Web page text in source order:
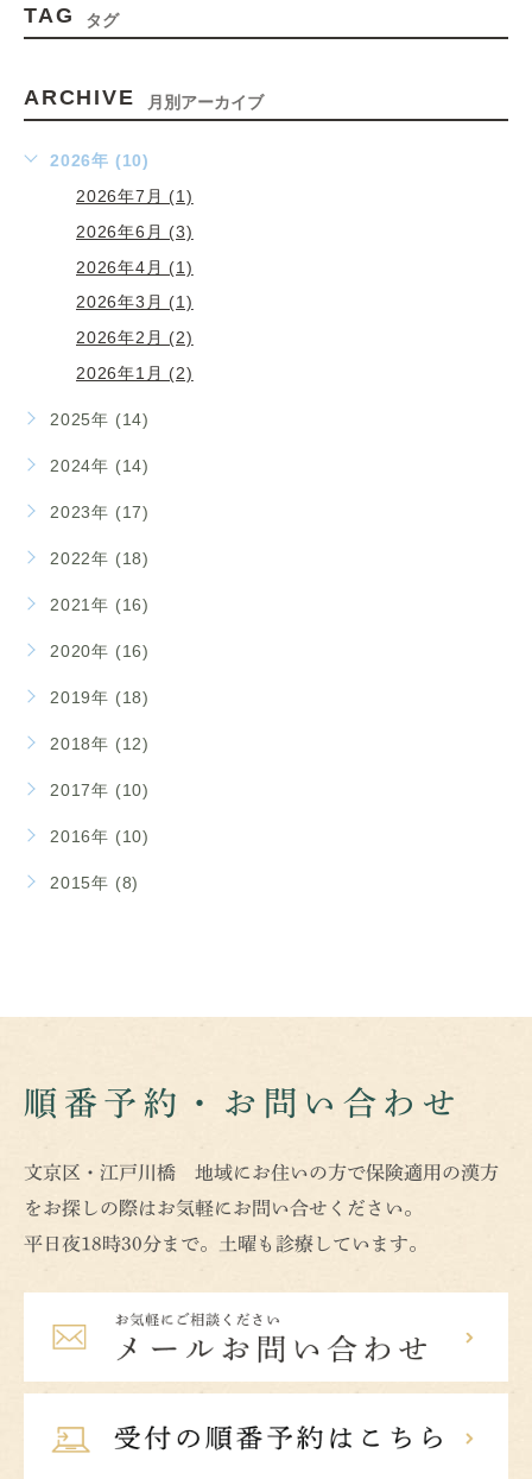
TAG タグ
ARCHIVE 月別アーカイブ
2026年 (10)
2026年7月 (1)
2026年6月 (3)
2026年4月 (1)
2026年3月 (1)
2026年2月 (2)
2026年1月 (2)
2025年 (14)
2024年 (14)
2023年 (17)
2022年 (18)
2021年 (16)
2020年 (16)
2019年 (18)
2018年 (12)
2017年 (10)
2016年 (10)
2015年 (8)
順番予約・お問い合わせ
文京区・江戸川橋 地域にお住いの方で保険適用の漢方
をお探しの際はお気軽にお問い合せください。
平日夜18時30分まで。土曜も診療しています。